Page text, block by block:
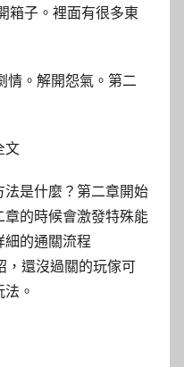
箱子。裡面有很多東
情。解開怨氣。第二
文
是什麼？第二章開始
的時候會激發特殊能
細的通關流程
，還沒過關的玩傢可
。